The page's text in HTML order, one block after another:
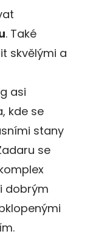
. Také
skvělými a
asi
kde se
stany
se
dobrým